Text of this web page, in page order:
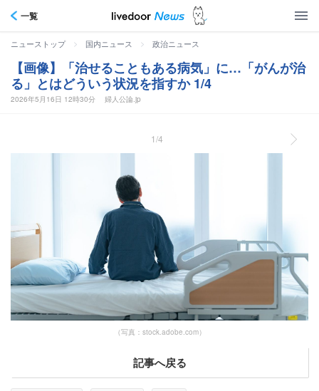
一覧
ニューストップ > 国内ニュース > 政治ニュース
【画像】「治せることもある病気」に…「がんが治
る」とはどういう状況を指すか 1/4
2026年5月16日 12時30分 婦人公論.jp
1/4
（写真：stock.adobe.com）
記事へ戻る